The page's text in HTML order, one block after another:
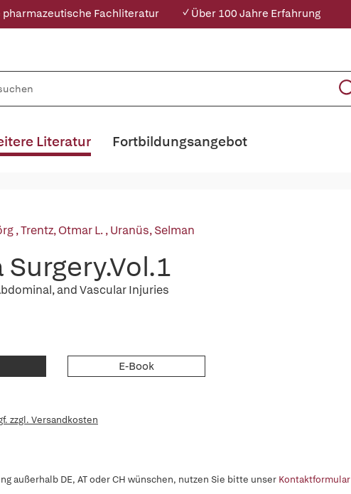
Fachliteratur ✓ Über 100 Jahre Erfahrung
Literatur Fortbildungsangebot
,Trentz, Otmar L.,Uranüs, Selman
and Vascular Injuries
E-Book
zzgl. Versandkosten
außerhalb DE, AT oder CH wünschen, nutzen Sie bitte unser Kontaktformular